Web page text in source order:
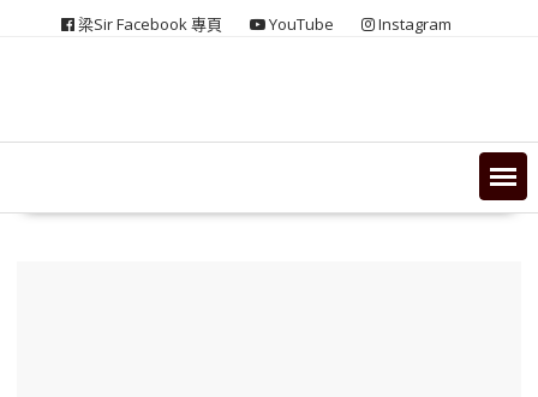
梁Sir Facebook 專頁 YouTube Instagram